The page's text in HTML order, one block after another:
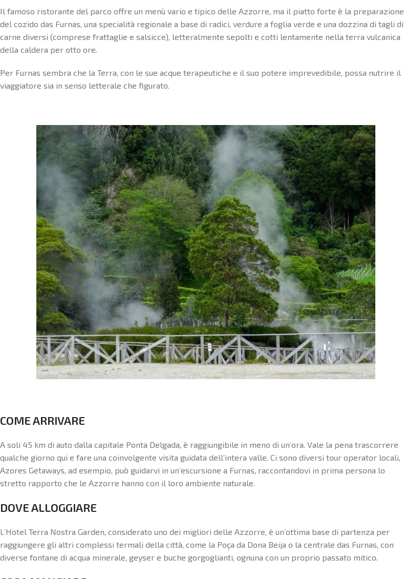
Il famoso ristorante del parco offre un menù vario e tipico delle Azzorre, ma il piatto forte è la preparazione
del cozido das Furnas, una specialità regionale a base di radici, verdure a foglia verde e una dozzina di tagli di
carne diversi (comprese frattaglie e salsicce), letteralmente sepolti e cotti lentamente nella terra vulcanica
della caldera per otto ore.
Per Furnas sembra che la Terra, con le sue acque terapeutiche e il suo potere imprevedibile, possa nutrire il
viaggiatore sia in senso letterale che figurato.
COME ARRIVARE
A soli 45 km di auto dalla capitale Ponta Delgada, è raggiungibile in meno di un’ora. Vale la pena trascorrere
qualche giorno qui e fare una coinvolgente visita guidata dell’intera valle. Ci sono diversi tour operator locali,
Azores Getaways, ad esempio, può guidarvi in un’escursione a Furnas, raccontandovi in prima persona lo
stretto rapporto che le Azzorre hanno con il loro ambiente naturale.
DOVE ALLOGGIARE
L’Hotel Terra Nostra Garden, considerato uno dei migliori delle Azzorre, è un’ottima base di partenza per
raggiungere gli altri complessi termali della città, come la Poça da Dona Beija o la centrale das Furnas, con
diverse fontane di acqua minerale, geyser e buche gorgoglianti, ognuna con un proprio passato mitico.